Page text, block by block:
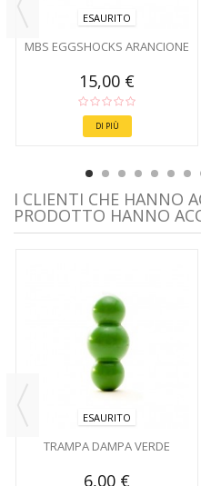
ESAURITO
MBS EGGSHOCKS ARANCIONE
15,00 €
DI PIÙ
I CLIENTI CHE HANNO
PRODOTTO HANNO
ESAURITO
TRAMPA DAMPA VERDE
6,00 €